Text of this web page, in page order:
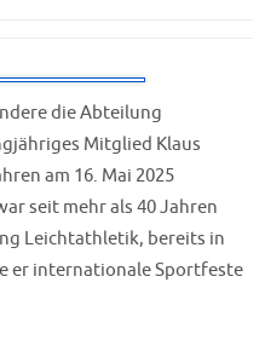
die Abteilung
Mitglied Klaus
am 16. Mai 2025
seit mehr als 40 Jahren
Leichtathletik, bereits in
er internationale Sportfeste